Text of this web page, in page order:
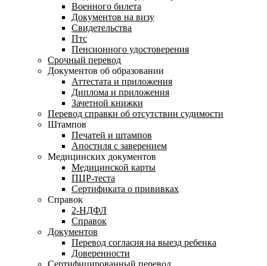
Военного билета
Документов на визу
Свидетельства
Птс
Пенсионного удостоверения
Срочный перевод
Документов об образовании
Аттестата и приложения
Диплома и приложения
Зачетной книжки
Перевод справки об отсутствии судимости
Штампов
Печатей и штампов
Апостиля с заверением
Медицинских документов
Медицинской карты
ПЦР-теста
Сертификата о прививках
Справок
2-НДФЛ
Справок
Документов
Перевод согласия на выезд ребенка
Доверенности
Сертифицированный перевод